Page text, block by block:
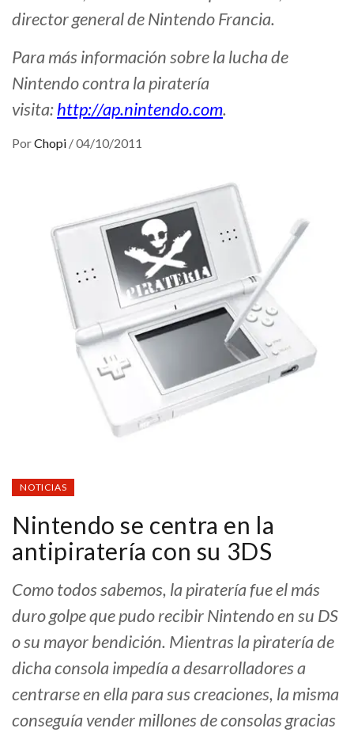
director general de Nintendo Francia.
Para más información sobre la lucha de
Nintendo contra la piratería
visita:http://ap.nintendo.com.
PorChopi /04/10/2011
NOTICIAS
Nintendo se centra en la
antipiratería con su 3DS
Como todos sabemos, la piratería fue el más
duro golpe que pudo recibir Nintendo en su DS
o su mayor bendición. Mientras la piratería de
dicha consola impedía a desarrolladores a
centrarse en ella para sus creaciones, la misma
conseguía vender millones de consolas gracias